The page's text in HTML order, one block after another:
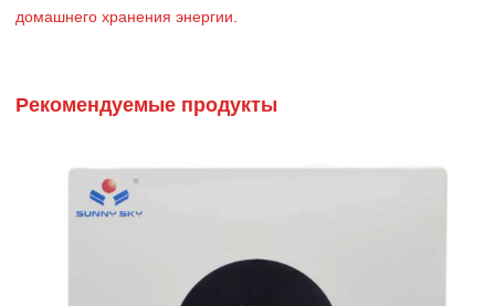
домашнего хранения энергии.
Рекомендуемые продукты